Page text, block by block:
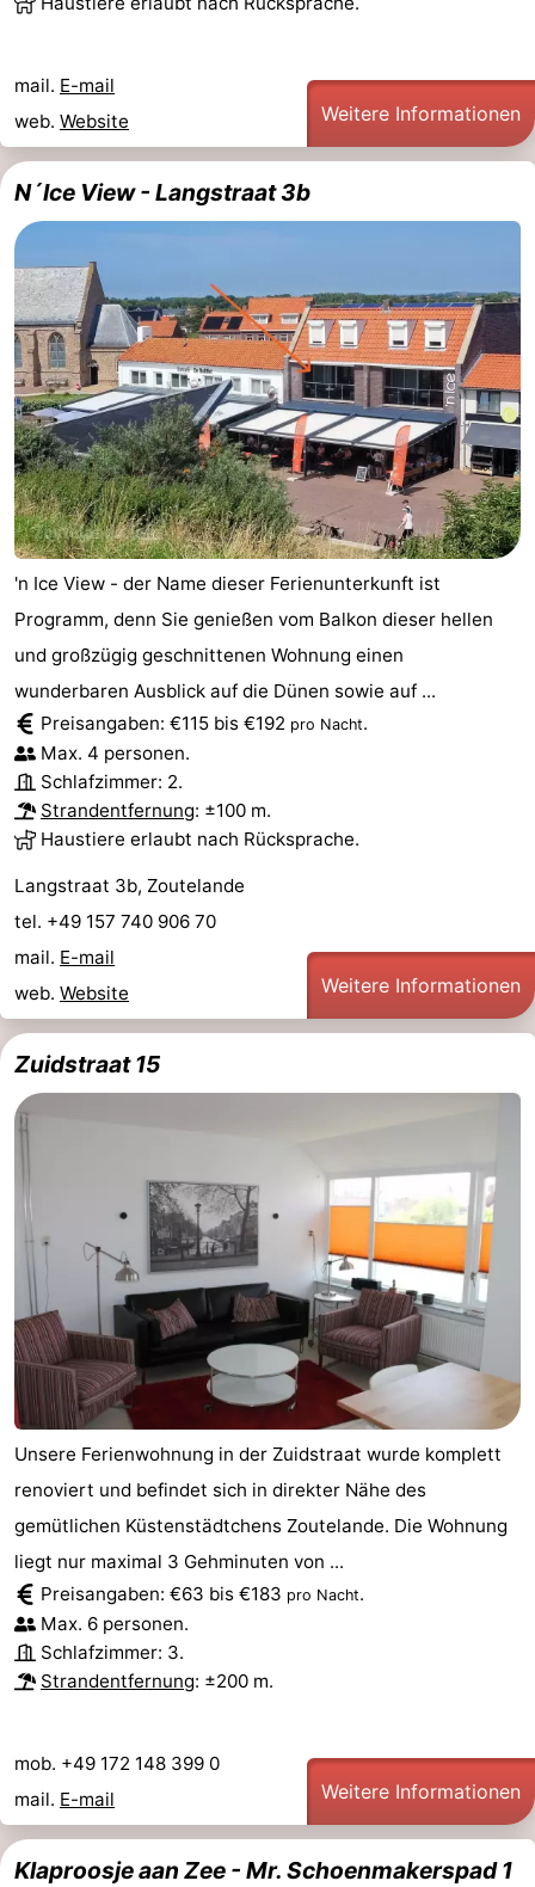
mail. E-mail
web. Website Weitere Informationen
N´Ice View - Langstraat 3b
'n Ice View - der Name dieser Ferienunterkunft ist
Programm, denn Sie genießen vom Balkon dieser hellen
und großzügig geschnittenen Wohnung einen
wunderbaren Ausblick auf die Dünen sowie auf ...
Preisangaben: €115 bis €192 pro Nacht.
Max. 4 personen.
Schlafzimmer: 2.
Strandentfernung: ±100 m.
Haustiere erlaubt nach Rücksprache.
Langstraat 3b, Zoutelande
tel. +49 157 740 906 70
mail. E-mail
web. Website Weitere Informationen
Zuidstraat 15
Unsere Ferienwohnung in der Zuidstraat wurde komplett
renoviert und befindet sich in direkter Nähe des
gemütlichen Küstenstädtchens Zoutelande. Die Wohnung
liegt nur maximal 3 Gehminuten von ...
Preisangaben: €63 bis €183 pro Nacht.
Max. 6 personen.
Schlafzimmer: 3.
Strandentfernung: ±200 m.
mob. +49 172 148 399 0
mail. E-mail Weitere Informationen
Klaproosje aan Zee - Mr. Schoenmakerspad 1